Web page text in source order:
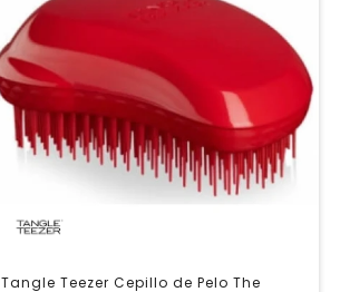
Tangle Teezer Cepillo de Pelo The